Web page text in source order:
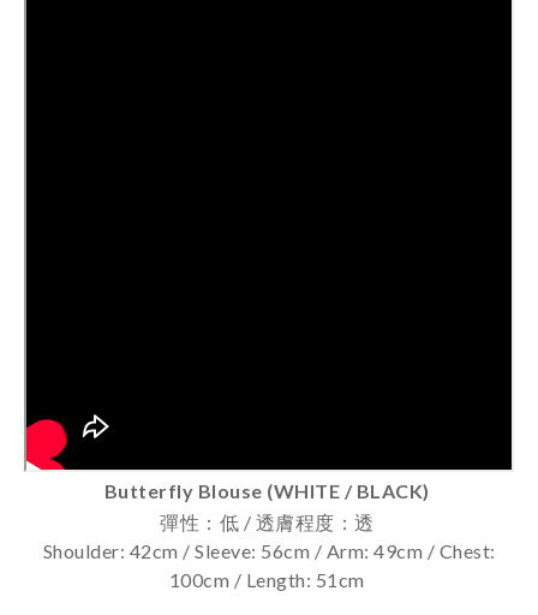
Butterfly Blouse (WHITE / BLACK)
彈性：低 / 透膚程度：透
Shoulder: 42cm / Sleeve: 56cm / Arm: 49cm / Chest:
100cm / Length: 51cm